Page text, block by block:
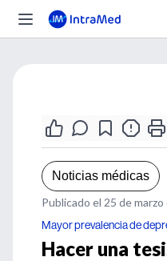
Noticias médicas
Publicado el 25 de
Mayor prevalencia de
Hacer una